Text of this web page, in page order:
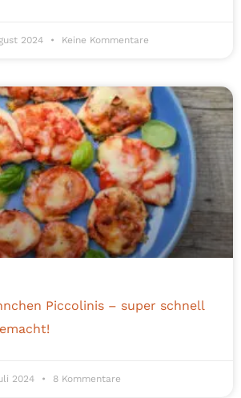
2024 Keine Kommentare
Piccolinis – super schnell
2024 8 Kommentare